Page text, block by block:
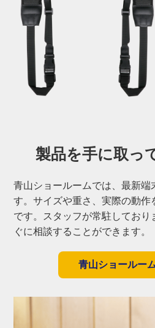
製品を手に取っ
青山ショールームでは、最新端
す。サイズや重さ、実際の動作
です。スタッフが常駐しており
ぐに相談することができます。
青山ショールー